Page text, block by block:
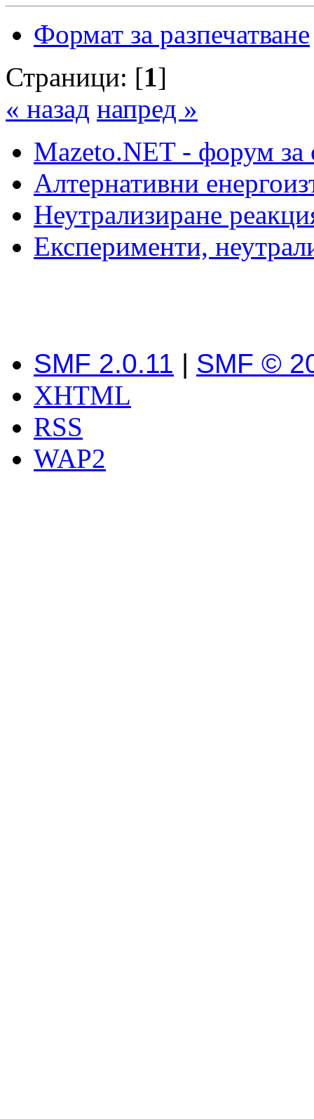
Формат за разпечатване
Страници: [1]
« назад напред »
Mazeto.NET - форум за
Алтернативни
Неутрализиране
Експерименти,
SMF 2.0.11 | SMF ©
XHTML
RSS
WAP2